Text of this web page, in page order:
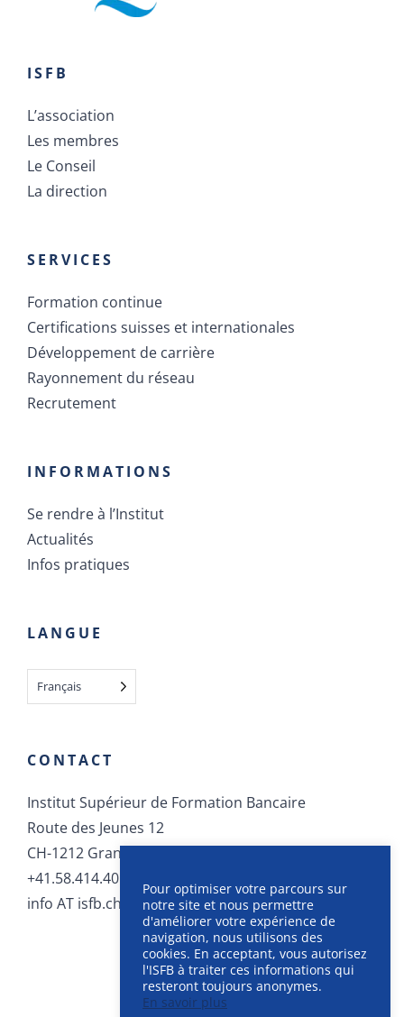
ISFB
L’association
Les membres
Le Conseil
La direction
SERVICES
Formation continue
Certifications suisses et internationales
Développement de carrière
Rayonnement du réseau
Recrutement
INFORMATIONS
Se rendre à l’Institut
Actualités
Infos pratiques
LANGUE
Français
CONTACT
Institut Supérieur de Formation Bancaire
Route des Jeunes 12
CH-1212 Grand-Lancy
+41.58.414.40.40
info AT isfb.ch
Pour optimiser votre parcours sur
notre site et nous permettre
d'améliorer votre expérience de
navigation, nous utilisons des
cookies. En acceptant, vous autorisez
l'ISFB à traiter ces informations qui
resteront toujours anonymes.
En savoir plus